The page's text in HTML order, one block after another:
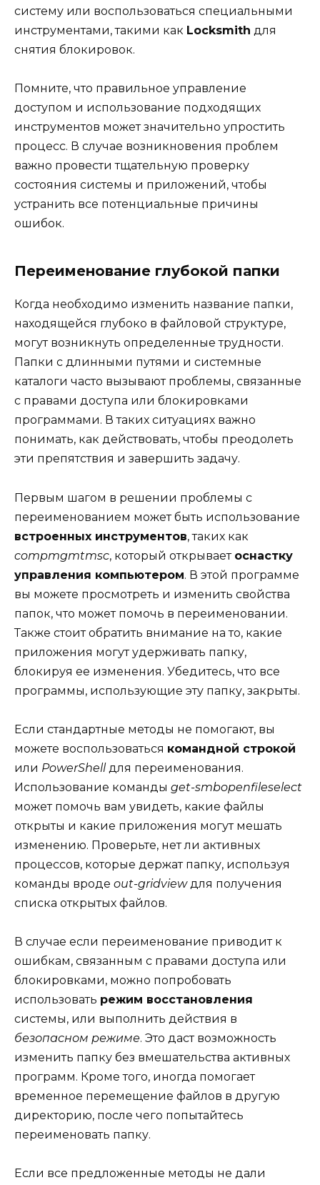
систему или воспользоваться специальными
инструментами, такими как Locksmith для
снятия блокировок.
Помните, что правильное управление
доступом и использование подходящих
инструментов может значительно упростить
процесс. В случае возникновения проблем
важно провести тщательную проверку
состояния системы и приложений, чтобы
устранить все потенциальные причины
ошибок.
Переименование глубокой папки
Когда необходимо изменить название папки,
находящейся глубоко в файловой структуре,
могут возникнуть определенные трудности.
Папки с длинными путями и системные
каталоги часто вызывают проблемы, связанные
с правами доступа или блокировками
программами. В таких ситуациях важно
понимать, как действовать, чтобы преодолеть
эти препятствия и завершить задачу.
Первым шагом в решении проблемы с
переименованием может быть использование
встроенных инструментов, таких как
compmgmtmsc, который открывает оснастку
управления компьютером. В этой программе
вы можете просмотреть и изменить свойства
папок, что может помочь в переименовании.
Также стоит обратить внимание на то, какие
приложения могут удерживать папку,
блокируя ее изменения. Убедитесь, что все
программы, использующие эту папку, закрыты.
Если стандартные методы не помогают, вы
можете воспользоваться командной строкой
или PowerShellдля переименования.
Использование команды get-smbopenfileselect
может помочь вам увидеть, какие файлы
открыты и какие приложения могут мешать
изменению. Проверьте, нет ли активных
процессов, которые держат папку, используя
команды вроде out-gridviewдля получения
списка открытых файлов.
В случае если переименование приводит к
ошибкам, связанным с правами доступа или
блокировками, можно попробовать
использовать режим восстановления
системы, или выполнить действия в
безопасном режиме. Это даст возможность
изменить папку без вмешательства активных
программ. Кроме того, иногда помогает
временное перемещение файлов в другую
директорию, после чего попытайтесь
переименовать папку.
Если все предложенные методы не дали